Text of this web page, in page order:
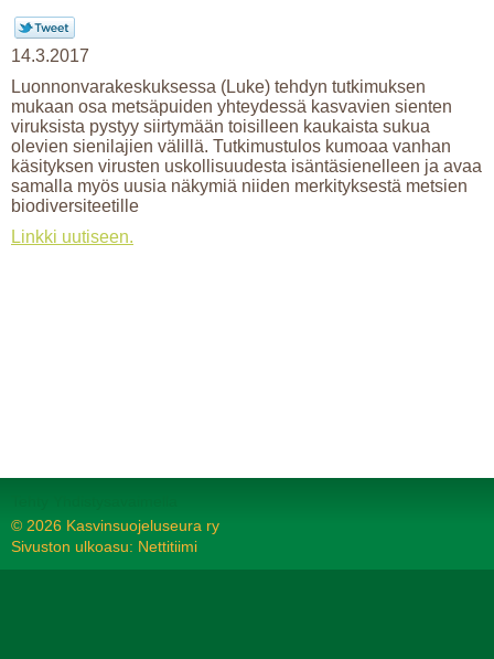
14.3.2017
Luonnonvarakeskuksessa (Luke) tehdyn tutkimuksen
mukaan osa metsäpuiden yhteydessä kasvavien sienten
viruksista pystyy siirtymään toisilleen kaukaista sukua
olevien sienilajien välillä. Tutkimustulos kumoaa vanhan
käsityksen virusten uskollisuudesta isäntäsienelleen ja avaa
samalla myös uusia näkymiä niiden merkityksestä metsien
biodiversiteetille
Linkki uutiseen.
© 2026 Kasvinsuojeluseura ry
Sivuston ulkoasu: Nettitiimi